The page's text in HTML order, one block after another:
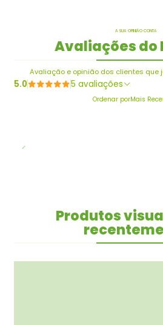
A SUA OPINIÃO CONTA
Avaliações do
Avaliação e opinião dos clientes que
5.0 5 avaliações
Ordenar porMais
Produtos